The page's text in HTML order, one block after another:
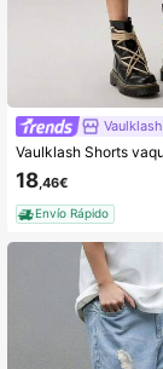
Vaulklash
18,46€
Envío Rápido